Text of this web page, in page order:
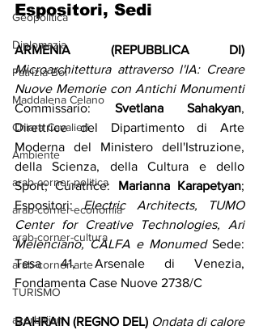
Geopolitica
Diplomazia
Patrizia Boi
Maddalena Celano
Chiara Cavalieri
Ambiente
arab-corner-politica
arab-corner-economia
arab-corner-cultura
arab-corner-arte
TURISMO
azerbaijan
Espositori, Sedi
ARMENIA (REPUBBLICA DI)
Microarchitettura attraverso l'IA: Creare
Nuove Memorie con Antichi Monumenti
Commissario: Svetlana Sahakyan,
Direttrice del Dipartimento di Arte
Moderna del Ministero dell'Istruzione,
della Scienza, della Cultura e dello
Sport; Curatrice: Marianna Karapetyan;
Espositori: Electric Architects, TUMO
Center for Creative Technologies, Ari
Melenciano, CALFA e Monumed Sede:
Tesa 41, Arsenale di Venezia,
Fondamenta Case Nuove 2738/C
BAHRAIN (REGNO DEL) Ondata di calore